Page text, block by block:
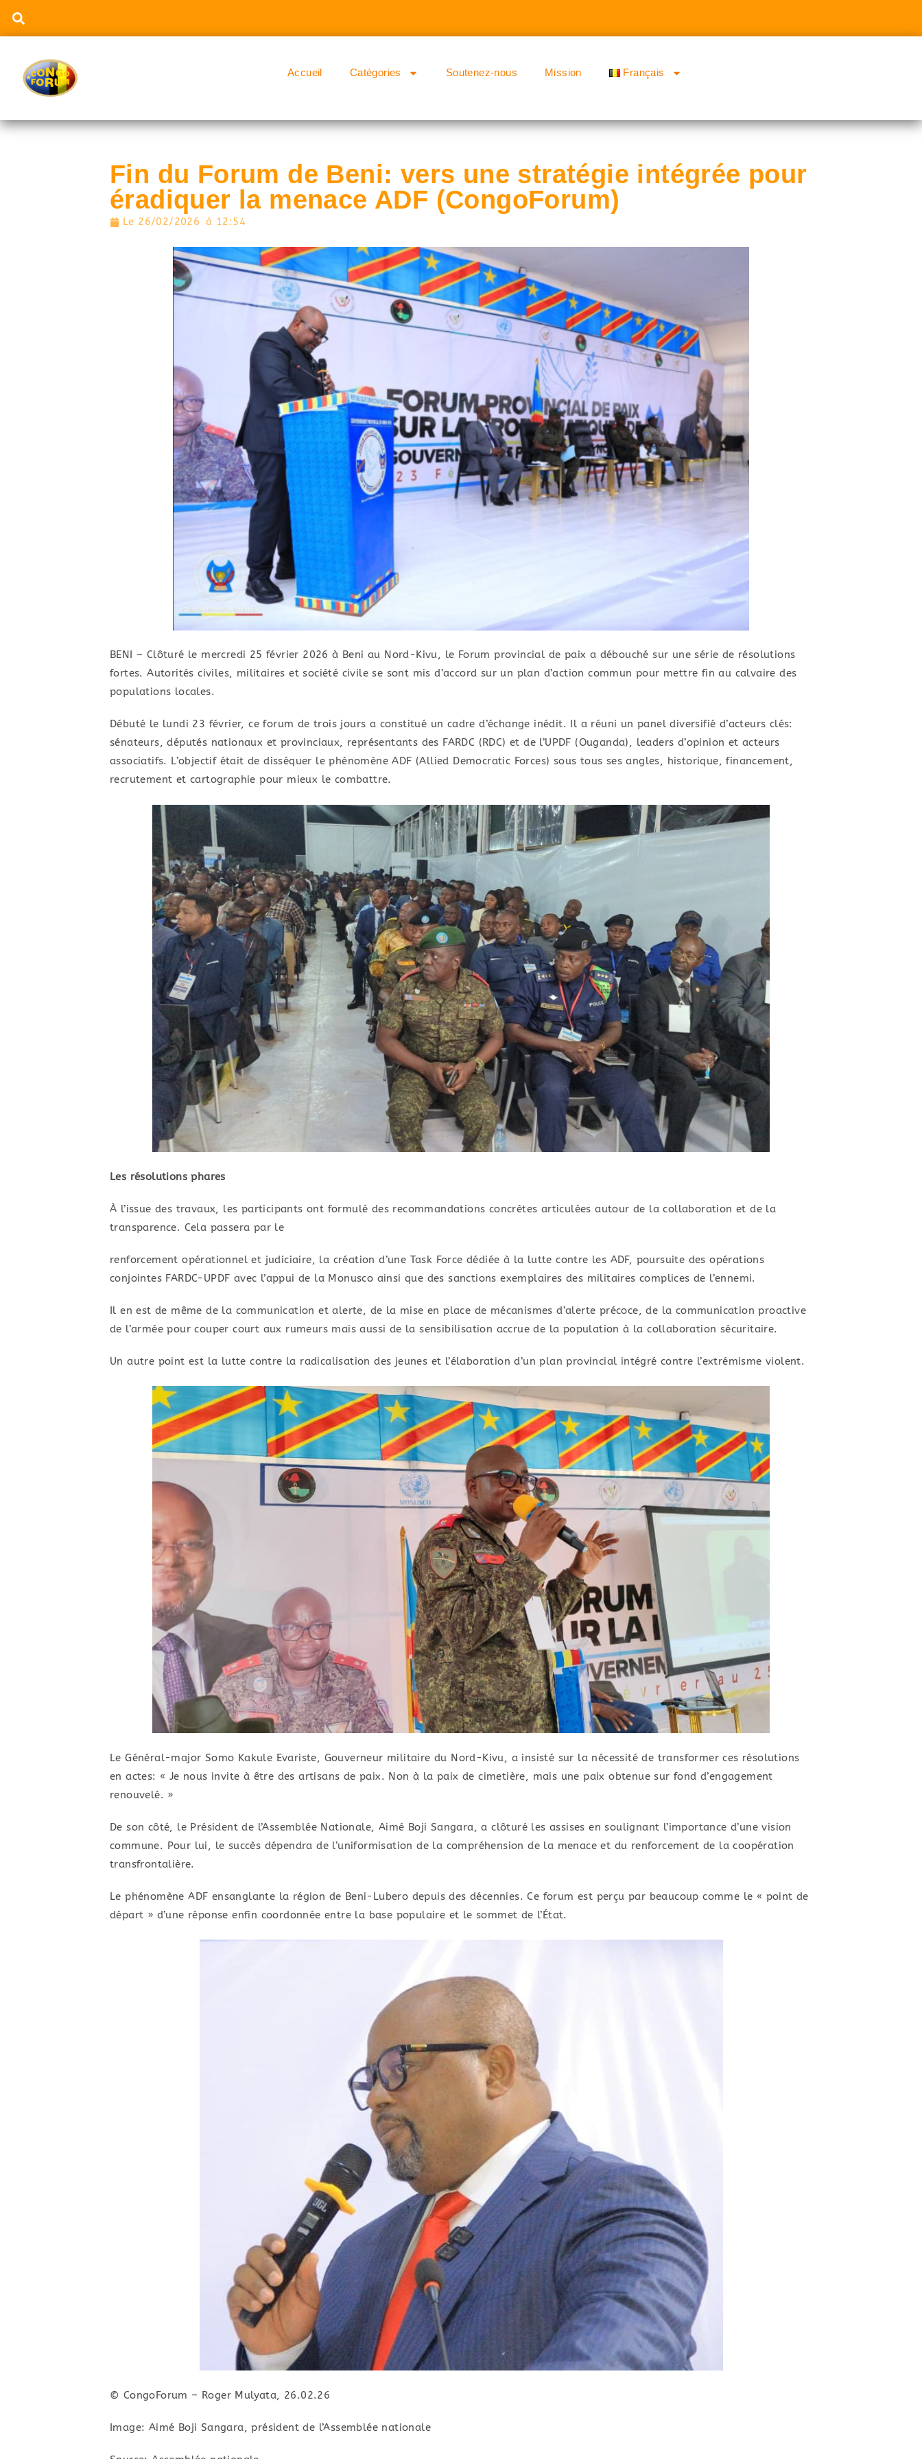
Accueil Catégories Soutenez-nous Mission Français
Fin du Forum de Beni: vers une stratégie intégrée pour
éradiquer la menace ADF (CongoForum)
Le 26/02/2026 à 12:54
BENI – Clôturé le mercredi 25 février 2026 à Beni au Nord-Kivu, le Forum provincial de paix a débouché sur une série de résolutions
fortes. Autorités civiles, militaires et société civile se sont mis d’accord sur un plan d’action commun pour mettre fin au calvaire des
populations locales.
​Débuté le lundi 23 février, ce forum de trois jours a constitué un cadre d’échange inédit. Il a réuni un panel diversifié d’acteurs clés:
sénateurs, députés nationaux et provinciaux, représentants des FARDC (RDC) et de l’UPDF (Ouganda), leaders d’opinion et acteurs
associatifs. ​L’objectif était de disséquer le phénomène ADF (Allied Democratic Forces) sous tous ses angles, historique, financement,
recrutement et cartographie pour mieux le combattre.
Les résolutions phares
​À l’issue des travaux, les participants ont formulé des recommandations concrètes articulées autour de la collaboration et de la
transparence. Cela passera par le
​renforcement opérationnel et judiciaire, la création d’une Task Force dédiée à la lutte contre les ADF, poursuite des opérations
conjointes FARDC-UPDF avec l’appui de la Monusco ainsi que des sanctions exemplaires des militaires complices de l’ennemi.
​Il en est de même de la communication et alerte, de la ​mise en place de mécanismes d’alerte précoce, de la communication proactive
de l’armée pour couper court aux rumeurs mais aussi de la sensibilisation accrue de la population à la collaboration sécuritaire.
Un autre point est la lutte contre la radicalisation des jeunes et l’élaboration d’un plan provincial intégré contre l’extrémisme violent.
​Le Général-major Somo Kakule Evariste, Gouverneur militaire du Nord-Kivu, a insisté sur la nécessité de transformer ces résolutions
en actes: ​« Je nous invite à être des artisans de paix. Non à la paix de cimetière, mais une paix obtenue sur fond d’engagement
renouvelé. »
​De son côté, le Président de l’Assemblée Nationale, Aimé Boji Sangara, a clôturé les assises en soulignant l’importance d’une vision
commune. Pour lui, le succès dépendra de l’uniformisation de la compréhension de la menace et du renforcement de la coopération
transfrontalière.
​Le phénomène ADF ensanglante la région de Beni-Lubero depuis des décennies. Ce forum est perçu par beaucoup comme le « point de
départ » d’une réponse enfin coordonnée entre la base populaire et le sommet de l’État.
© CongoForum – Roger Mulyata, 26.02.26
Image: Aimé Boji Sangara, président de l’Assemblée nationale